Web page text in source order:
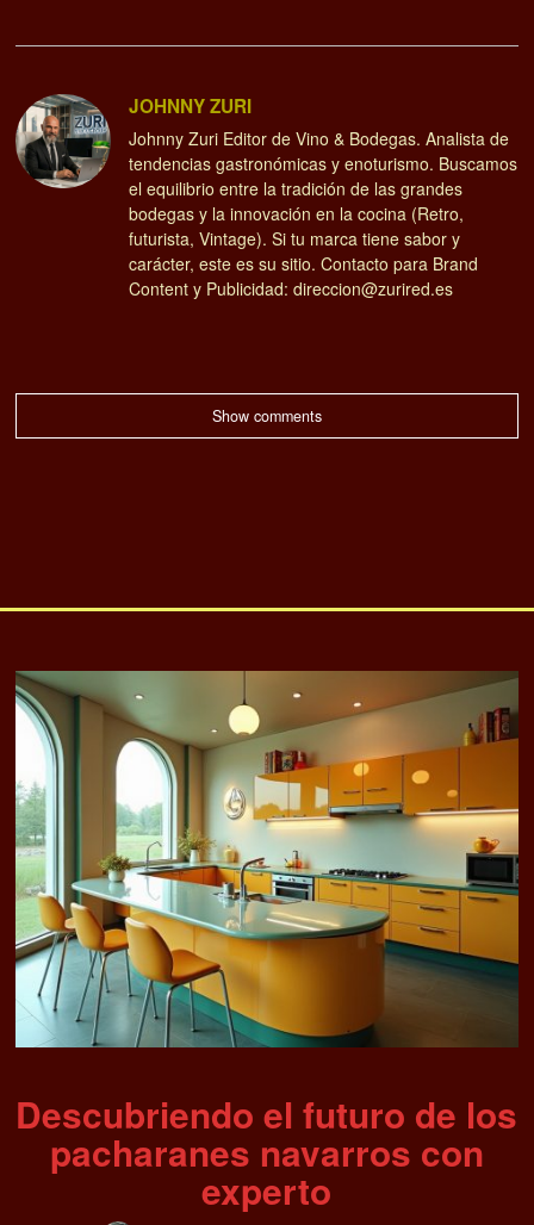
JOHNNY ZURI
Johnny Zuri Editor de Vino & Bodegas. Analista de
tendencias gastronómicas y enoturismo. Buscamos
el equilibrio entre la tradición de las grandes
bodegas y la innovación en la cocina (Retro,
futurista, Vintage). Si tu marca tiene sabor y
carácter, este es su sitio. Contacto para Brand
Content y Publicidad: direccion@zurired.es
Show comments
Descubriendo el futuro de los
pacharanes navarros con
experto